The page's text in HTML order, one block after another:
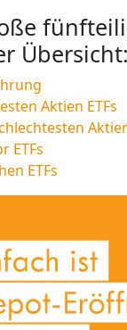
Übersicht:
Aktien ETFs
ETFs
ETFs